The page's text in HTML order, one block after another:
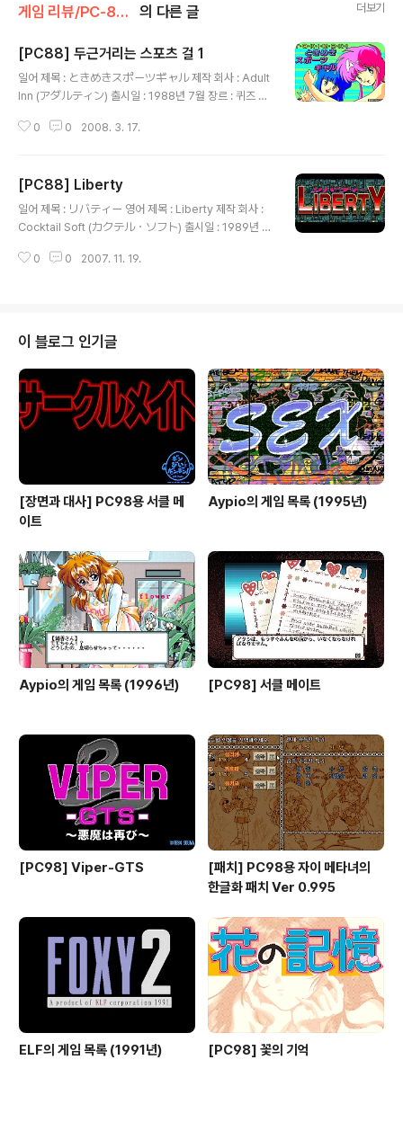
게임 리뷰/PC-8801 의 다른 글 더보기
[PC88] 두근거리는 스포츠 걸 1
일어 제목 : ときめきスポーツギャル 제작 회사 : Adult
Inn (アダルティン) 출시일 : 1988년 7월 장르 : 퀴즈 등
む) 게임 설명 ( 테니스의 발원지를 묻는 퀴즈 ) 스포츠를
음부터 시작합니다.
0 0 2008. 3. 17.
[PC88] Liberty
일어 제목 : リバティー 영어 제목 : Liberty 제작 회사 :
Cocktail Soft (カクテル・ソフト) 출시일 : 1989년 1
되어 모든 것을 자급자족하던 도시는 중추 시스템의 노화
자는 맹세를 하려는 찰나 정체불명의 우주선이 미키를 납
치하여 '바빌론 타워'로 들어가자 주인공은 그들의 뒤를 쫓
아 미키를 구하려고 하는데... 바빌론 타워로 납치된 연인
미키를 구출하는 주인공의 모험을 그린 작품으로 알카노이
드처럼 블록 격파 형식을 갖추고 있으며 각 스테이지를 깰
때마다 주..
0 0 2007. 11. 19.
이 블로그 인기글
[장면과 대사] PC98용 서클 메
이트
Aypio의 게임 목록 (1995년)
Aypio의 게임 목록 (1996년) [PC98] 서클 메이트
[PC98] Viper-GTS
[패치] PC98용 자이 메타녀의
한글화 패치 Ver 0.995
ELF의 게임 목록 (1991년) [PC98] 꽃의 기억